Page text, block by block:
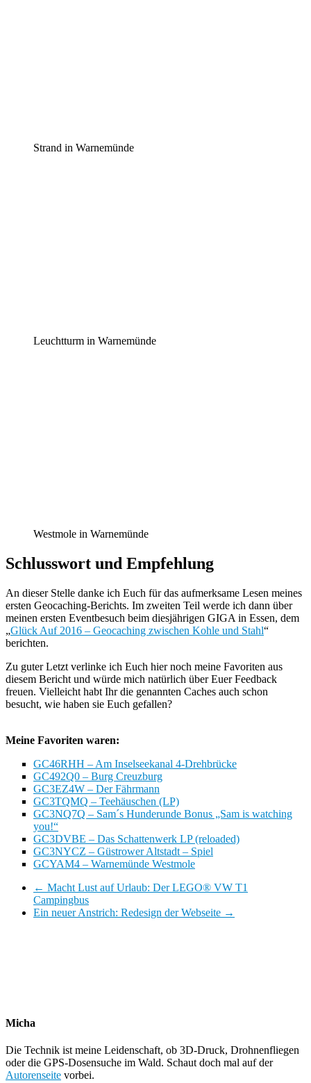
Strand in Warnemünde
Leuchtturm in Warnemünde
Westmole in Warnemünde
Schlusswort und Empfehlung
An dieser Stelle danke ich Euch für das aufmerksame Lesen meines
ersten Geocaching-Berichts. Im zweiten Teil werde ich dann über
meinen ersten Eventbesuch beim diesjährigen GIGA in Essen, dem
„Glück Auf 2016 – Geocaching zwischen Kohle und Stahl“
berichten.
Zu guter Letzt verlinke ich Euch hier noch meine Favoriten aus
diesem Bericht und würde mich natürlich über Euer Feedback
freuen. Vielleicht habt Ihr die genannten Caches auch schon
besucht, wie haben sie Euch gefallen?
Meine Favoriten waren:
GC46RHH – Am Inselseekanal 4-Drehbrücke
GC492Q0 – Burg Creuzburg
GC3EZ4W – Der Fährmann
GC3TQMQ – Teehäuschen (LP)
GC3NQ7Q – Sam´s Hunderunde Bonus „Sam is watching
you!“
GC3DVBE – Das Schattenwerk LP (reloaded)
GC3NYCZ – Güstrower Altstadt – Spiel
GCYAM4 – Warnemünde Westmole
← Macht Lust auf Urlaub: Der LEGO® VW T1
Campingbus
Ein neuer Anstrich: Redesign der Webseite →
Micha
Die Technik ist meine Leidenschaft, ob 3D-Druck, Drohnenfliegen
oder die GPS-Dosensuche im Wald. Schaut doch mal auf der
Autorenseite vorbei.